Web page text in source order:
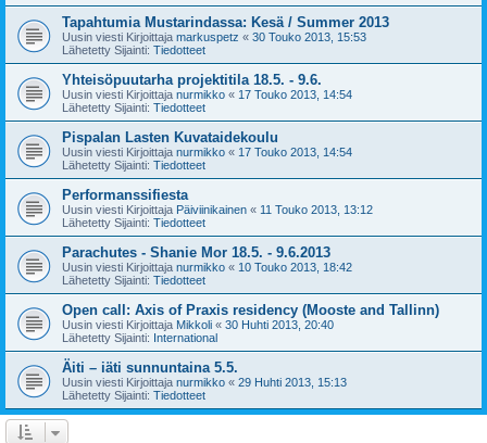
Tapahtumia Mustarindassa: Kesä / Summer 2013
Uusin viesti Kirjoittaja markuspetz « 30 Touko 2013, 15:53
Lähetetty Sijainti: Tiedotteet
Yhteisöpuutarha projektitila 18.5. - 9.6.
Uusin viesti Kirjoittaja nurmikko « 17 Touko 2013, 14:54
Lähetetty Sijainti: Tiedotteet
Pispalan Lasten Kuvataidekoulu
Uusin viesti Kirjoittaja nurmikko « 17 Touko 2013, 14:54
Lähetetty Sijainti: Tiedotteet
Performanssifiesta
Uusin viesti Kirjoittaja Päiviinikainen « 11 Touko 2013, 13:12
Lähetetty Sijainti: Tiedotteet
Parachutes - Shanie Mor 18.5. - 9.6.2013
Uusin viesti Kirjoittaja nurmikko « 10 Touko 2013, 18:42
Lähetetty Sijainti: Tiedotteet
Open call: Axis of Praxis residency (Mooste and Tallinn)
Uusin viesti Kirjoittaja Mikkoli « 30 Huhti 2013, 20:40
Lähetetty Sijainti: International
Äiti – iäti sunnuntaina 5.5.
Uusin viesti Kirjoittaja nurmikko « 29 Huhti 2013, 15:13
Lähetetty Sijainti: Tiedotteet